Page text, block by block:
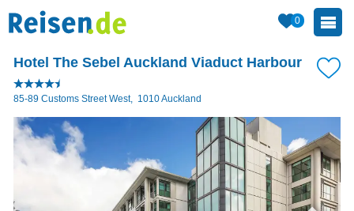
0
Hotel The Sebel Auckland Viaduct Harbour
85-89 Customs Street West, 1010Auckland